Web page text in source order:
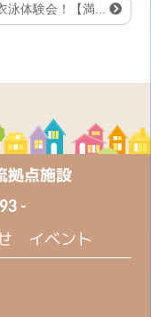
泳体験会！【満...
拠点施設
-
イベント